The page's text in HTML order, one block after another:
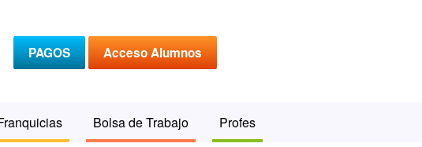
PAGOS Acceso Alumnos
Bolsa de Trabajo Profes